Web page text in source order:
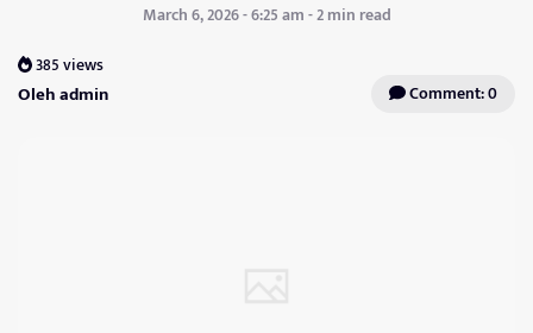
March 6, 2026 - 6:25 am - 2 min read
385 views
Oleh admin Comment: 0